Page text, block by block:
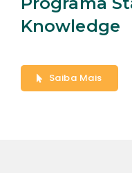
Knowledge
Saiba Mais